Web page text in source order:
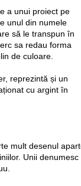
a unui proiect pe
unul din numele
să le transpun în
sa redau forma
de culoare.
reprezintă și un
cu argint în
mult desenul
Unii denumesc